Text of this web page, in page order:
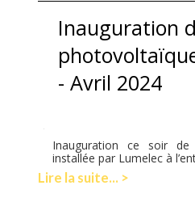
Inauguration
- Avril 2024
Inauguration ce soir
installée par Lumelec à
Lire la suite... >